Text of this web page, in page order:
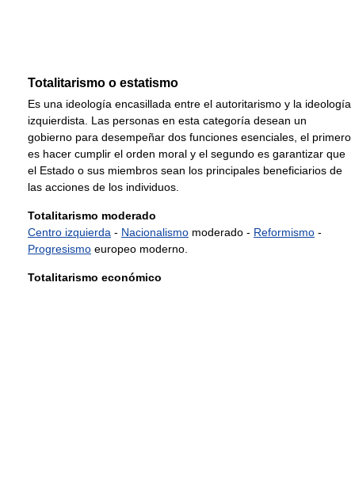
Totalitarismo o estatismo
Es una ideología encasillada entre el autoritarismo y la ideología
izquierdista. Las personas en esta categoría desean un
gobierno para desempeñar dos funciones esenciales, el primero
es hacer cumplir el orden moral y el segundo es garantizar que
el Estado o sus miembros sean los principales beneficiarios de
las acciones de los individuos.
Totalitarismo moderado
Centro izquierda - Nacionalismo moderado - Reformismo -
Progresismo europeo moderno.
Totalitarismo económico